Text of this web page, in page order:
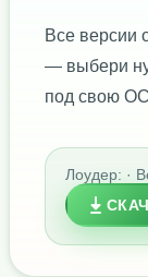
Все версии
— выбери
под свою
Лоудер: ·